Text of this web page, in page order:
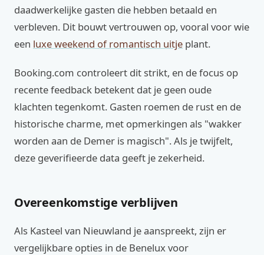
daadwerkelijke gasten die hebben betaald en
verbleven. Dit bouwt vertrouwen op, vooral voor wie
een luxe weekend of romantisch uitje plant.
Booking.com controleert dit strikt, en de focus op
recente feedback betekent dat je geen oude
klachten tegenkomt. Gasten roemen de rust en de
historische charme, met opmerkingen als "wakker
worden aan de Demer is magisch". Als je twijfelt,
deze geverifieerde data geeft je zekerheid.
Overeenkomstige verblijven
Als Kasteel van Nieuwland je aanspreekt, zijn er
vergelijkbare opties in de Benelux voor